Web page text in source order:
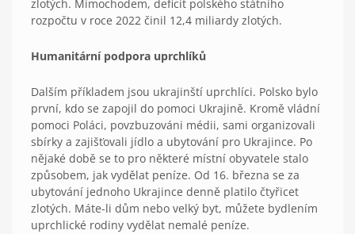
zlotých. Mimochodem, deficit polského státního
rozpočtu v roce 2022 činil 12,4 miliardy zlotých.
Humanitární podpora uprchlíků
Dalším příkladem jsou ukrajinští uprchlíci. Polsko bylo
první, kdo se zapojil do pomoci Ukrajině. Kromě vládní
pomoci Poláci, povzbuzováni médii, sami organizovali
sbírky a zajišťovali jídlo a ubytování pro Ukrajince. Po
nějaké době se to pro některé místní obyvatele stalo
způsobem, jak vydělat peníze. Od 16. března se za
ubytování jednoho Ukrajince denně platilo čtyřicet
zlotých. Máte-li dům nebo velký byt, můžete bydlením
uprchlické rodiny vydělat nemalé peníze.